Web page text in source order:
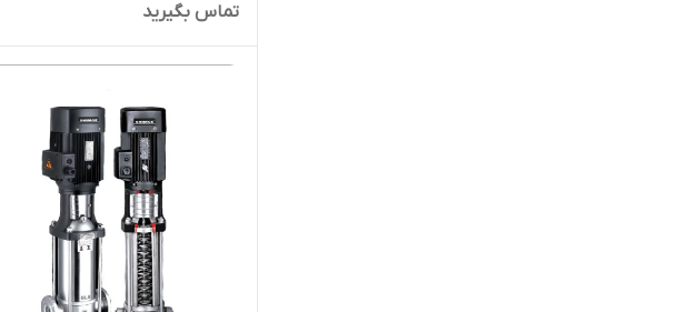
15 | الکترو پمپ پروانه استیل فشار
قوی دیگ بخار
تماس بگیرید